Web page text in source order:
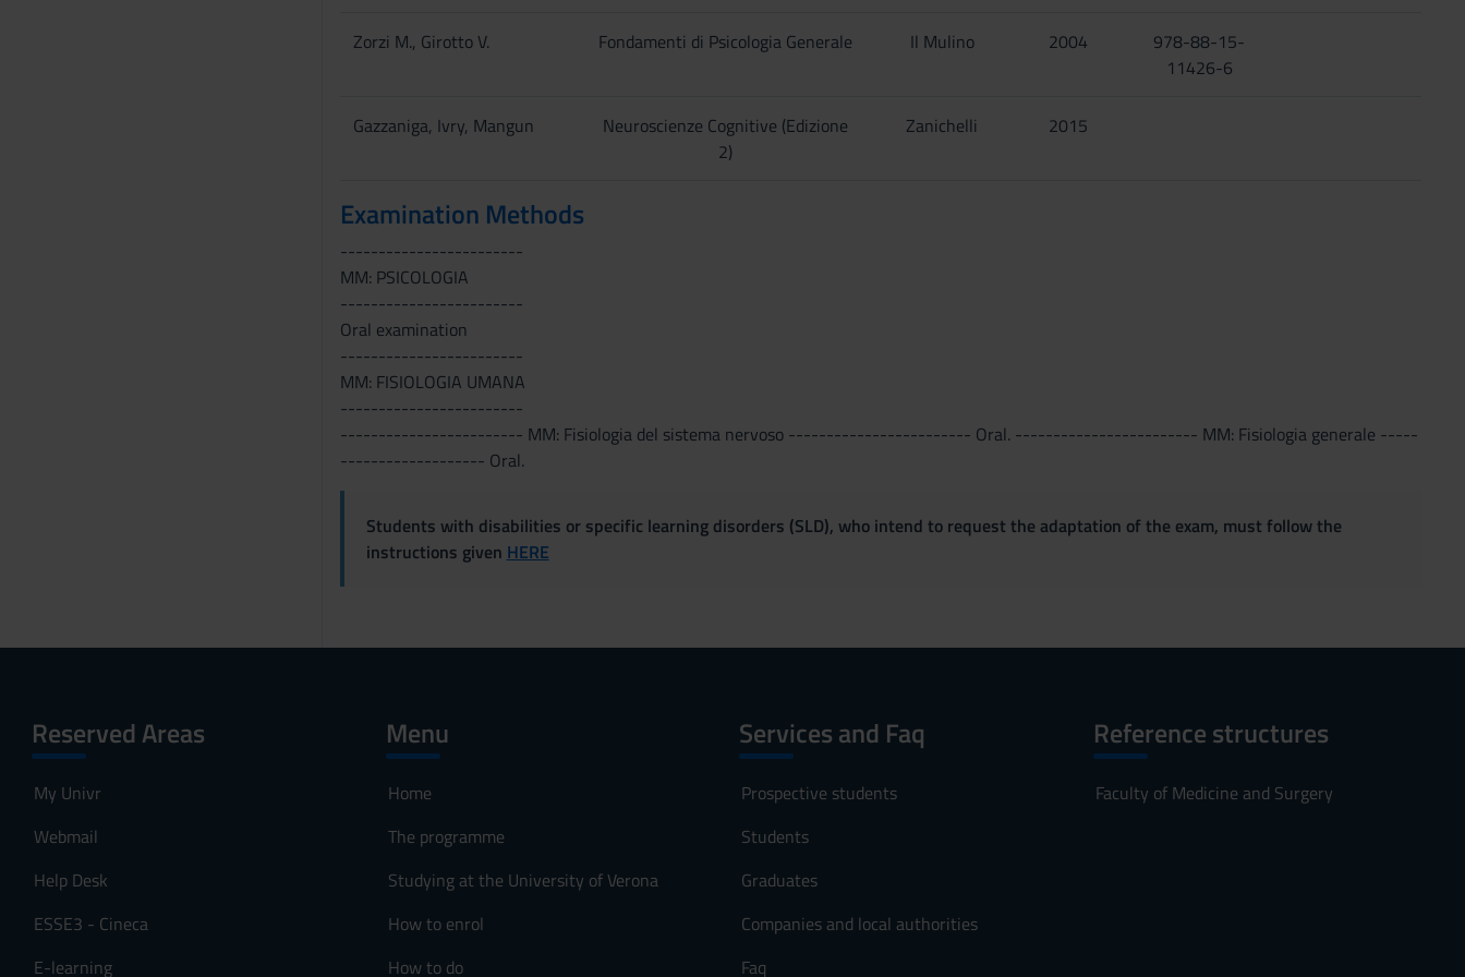
Zorzi M., Girotto V. Fondamenti di Psicologia Generale Il Mulino 2004
978-88-15-
11426-6
Gazzaniga, Ivry, Mangun
Neuroscienze Cognitive (Edizione
2)
Zanichelli 2015
Examination Methods
------------------------
MM: PSICOLOGIA
------------------------
Oral examination
------------------------
MM: FISIOLOGIA UMANA
------------------------
------------------------ MM: Fisiologia del sistema nervoso ------------------------ Oral. ------------------------ MM: Fisiologia generale -----
------------------- Oral.
Students with disabilities or specific learning disorders (SLD), who intend to request the adaptation of the exam, must follow the
instructions given HERE
Reserved Areas
My Univr
Webmail
Help Desk
ESSE3 - Cineca
E-learning
Menu
Home
The programme
Studying at the University of Verona
How to enrol
How to do
Services and Faq
Prospective students
Students
Graduates
Companies and local authorities
Faq
Reference structures
Faculty of Medicine and Surgery